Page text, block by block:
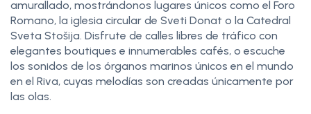
amurallado, mostrándonos lugares únicos como el Foro
Romano, la iglesia circular de Sveti Donat o la Catedral
Sveta Stošija. Disfrute de calles libres de tráfico con
elegantes boutiques e innumerables cafés, o escuche
los sonidos de los órganos marinos únicos en el mundo
en el Riva, cuyas melodías son creadas únicamente por
las olas.